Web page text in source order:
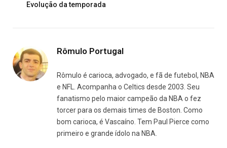
Evolução da temporada
Rômulo Portugal
Rômulo é carioca, advogado, e fã de futebol, NBA
e NFL. Acompanha o Celtics desde 2003. Seu
fanatismo pelo maior campeão da NBA o fez
torcer para os demais times de Boston. Como
bom carioca, é Vascaíno. Tem Paul Pierce como
primeiro e grande ídolo na NBA.